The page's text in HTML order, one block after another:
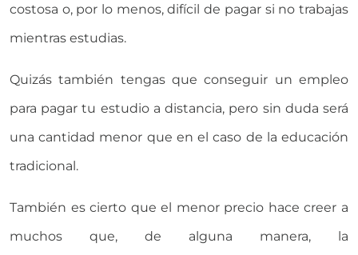
costosa o, por lo menos, difícil de pagar si no trabajas
mientras estudias.
Quizás también tengas que conseguir un empleo
para pagar tu estudio a distancia, pero sin duda será
una cantidad menor que en el caso de la educación
tradicional.
También es cierto que el menor precio hace creer a
muchos que, de alguna manera, la